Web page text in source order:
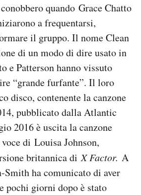
quando Grace Chatto
a frequentarsi,
il gruppo. Il nome Clean
di un modo di dire usato in
e Patterson hanno vissuto
“grande furfante”. Il loro
disco, contenente la canzone
pubblicato dalla Atlantic
2016 è uscita la canzone
di Louisa Johnson,
britannica diX Factor. A
ha comunicato di aver
pochi giorni dopo è stato